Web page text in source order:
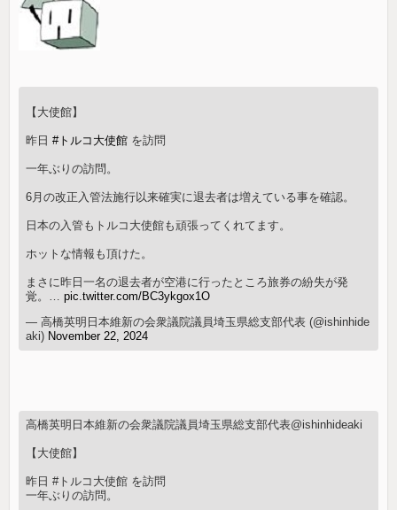
【大使館】
昨日#トルコ大使館 を訪問
一年ぶりの訪問。
6月の改正入管法施行以来確実に退去者は増えている事を確認。
日本の入管もトルコ大使館も頑張ってくれてます。
ホットな情報も頂けた。
まさに昨日一名の退去者が空港に行ったところ旅券の紛失が発
覚。…pic.twitter.com/BC3ykgox1O
— 高橋英明日本維新の会衆議院議員埼玉県総支部代表 (@ishinhide
aki) November 22, 2024
高橋英明日本維新の会衆議院議員埼玉県総支部代表@ishinhideaki
【大使館】
昨日 #トルコ大使館 を訪問
一年ぶりの訪問。